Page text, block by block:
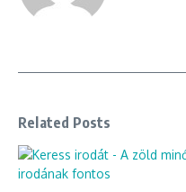
Related Posts